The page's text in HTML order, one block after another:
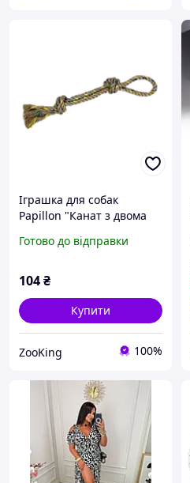
Іграшка для собак
Papillon "Канат з двома
мотузки, 38 см
Готово до відправки
104₴
Купити
ZooKing 100%